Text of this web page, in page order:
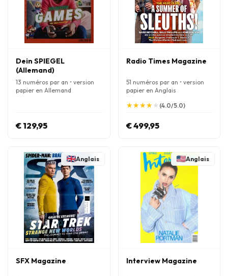
Dein SPIEGEL
(Allemand)
13 numéros par an • version
papier en Allemand
€ 129,95
Radio Times Magazine
51 numéros par an • version
papier en Anglais
★
★★
★★
★★
★★
★ (4.0/5.0)
€ 499,95
Anglais
SFX Magazine
Anglais
Interview Magazine